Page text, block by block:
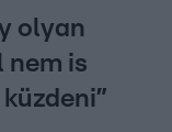
olyan
nem is